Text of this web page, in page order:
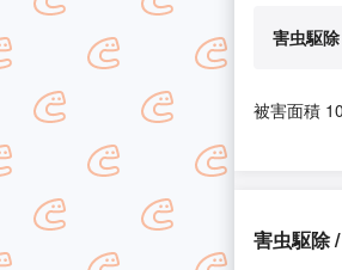
害虫駆
被害面積
害虫駆除